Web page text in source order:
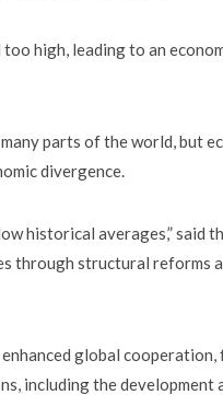
high, leading to an
parts of the world, but
divergence.
historical averages,” said
through structural reforms
global
including the development